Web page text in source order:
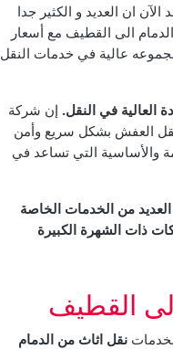
ان العديد و الكثير جدا
الى القطيف مع أسعار
عالية في خدمات النقل
في النقل. إن شركة
العفش بشكل سريع وأمن
والأساسية التي تساعد في
من الخدمات الخاصة
ذات الشهرة الكبيرة
القطيف
نقل اثاث من الدمام